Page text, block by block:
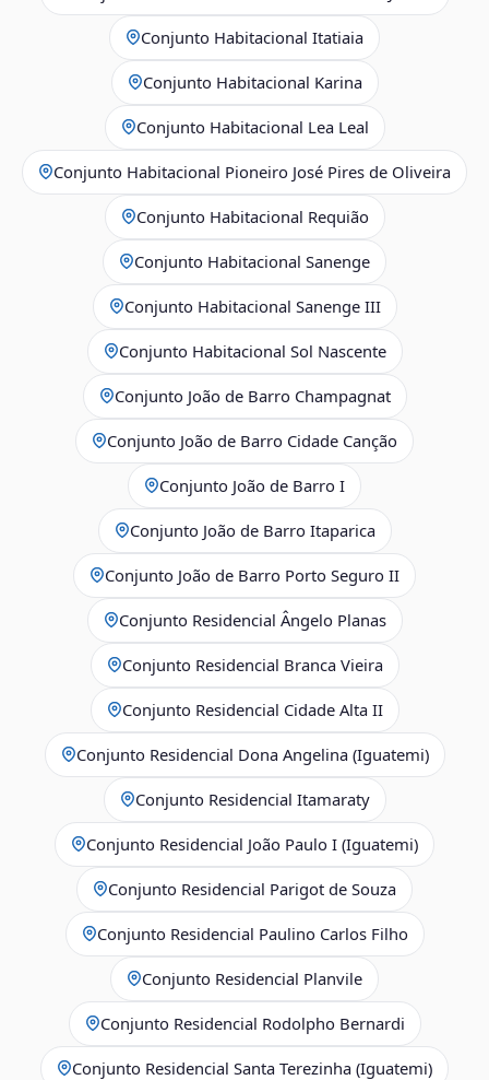
Conjunto Habitacional Itatiaia
Conjunto Habitacional Karina
Conjunto Habitacional Lea Leal
Conjunto Habitacional Pioneiro José Pires de Oliveira
Conjunto Habitacional Requião
Conjunto Habitacional Sanenge
Conjunto Habitacional Sanenge III
Conjunto Habitacional Sol Nascente
Conjunto João de Barro Champagnat
Conjunto João de Barro Cidade Canção
Conjunto João de Barro I
Conjunto João de Barro Itaparica
Conjunto João de Barro Porto Seguro II
Conjunto Residencial Ângelo Planas
Conjunto Residencial Branca Vieira
Conjunto Residencial Cidade Alta II
Conjunto Residencial Dona Angelina (Iguatemi)
Conjunto Residencial Itamaraty
Conjunto Residencial João Paulo I (Iguatemi)
Conjunto Residencial Parigot de Souza
Conjunto Residencial Paulino Carlos Filho
Conjunto Residencial Planvile
Conjunto Residencial Rodolpho Bernardi
Conjunto Residencial Santa Terezinha (Iguatemi)